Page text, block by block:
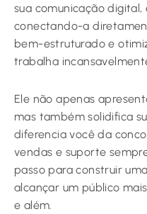
sua comunicação
conectando-a
bem-estruturado e
trabalha
Ele não apenas
mas também solidifica
diferencia você da
vendas e suporte
passo para construir
alcançar um público
e além.